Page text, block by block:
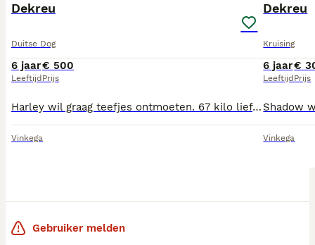
Dekreu
Duitse Dog
6 jaar
Leeftijd
€ 500
Prijs
Harley wil graag teefjes ontmoeten. 67 kilo lief betrouwbaar en tikkeltjeonduigend
Vinkega
Dekreu
Kruising
6 jaar
Leeftijd
€
Prijs
Vinkega
Gebruiker melden